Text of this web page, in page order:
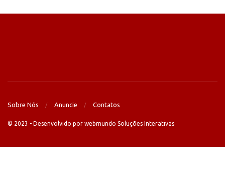
Sobre Nós Anuncie Contatos
© 2023 - Desenvolvido por webmundo Soluções Interativas